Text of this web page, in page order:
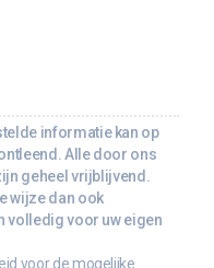
informatie kan op
Alle door ons
geheel vrijblijvend.
wijze dan ook
volledig voor uw eigen
voor de mogelijke